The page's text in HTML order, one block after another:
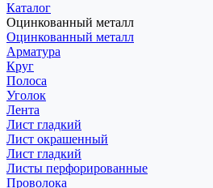
Каталог
Оцинкованный металл
Оцинкованный металл
Арматура
Круг
Полоса
Уголок
Лента
Лист гладкий
Лист окрашенный
Лист гладкий
Листы перфорированные
Проволока